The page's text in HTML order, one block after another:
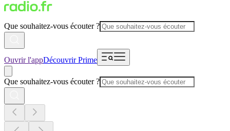
Que souhaitez-vous écouter ?
Ouvrir l'appDécouvrir Prime
Que souhaitez-vous écouter ?